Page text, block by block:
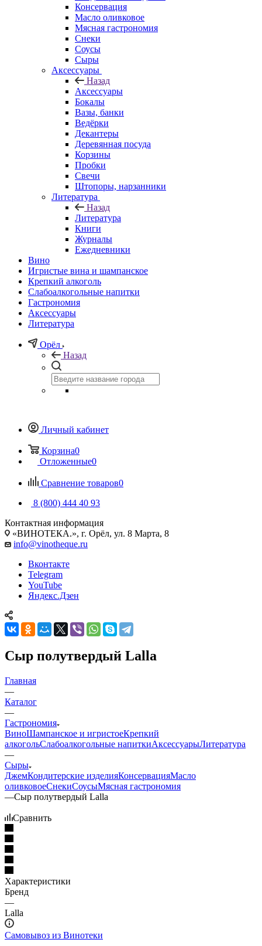
Консервация
Масло оливковое
Мясная гастрономия
Снеки
Соусы
Сыры
Аксессуары
Назад
Аксессуары
Бокалы
Вазы, банки
Ведёрки
Декантеры
Деревянная посуда
Корзины
Пробки
Свечи
Штопоры, нарзанники
Литература
Назад
Литература
Книги
Журналы
Ежедневники
Вино
Игристые вина и шампанское
Крепкий алкоголь
Слабоалкогольные напитки
Гастрономия
Аксессуары
Литература
Орёл
Назад
Личный кабинет
Корзина0
Отложенные0
Сравнение товаров0
8 (800) 444 40 93
Контактная информация
«ВИНОТЕКА.», г. Орёл, ул. 8 Марта, 8
info@vinotheque.ru
Вконтакте
Telegram
YouTube
Яндекс.Дзен
Сыр полутвердый Lalla
Главная
—
Каталог
—
Гастрономия
ВиноШампанское и игристоеКрепкий
алкогольСлабоалкогольные напиткиАксессуарыЛитература
—
Сыры
ДжемКондитерские изделияКонсервацияМасло
оливковоеСнекиСоусыМясная гастрономия
—Сыр полутвердый Lalla
Сравнить
Характеристики
Бренд
—
Lalla
Самовывоз из Винотеки